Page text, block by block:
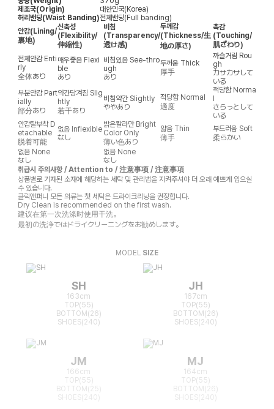
제조국(Origin)
대한민국(Korea)
허리밴딩(Waist Banding)전체밴딩(Full banding)
안감(Lining/
裏地)
신축성
(Flexibility/
伸縮性)
비침
(Transparency/
透け感)
두께감
(Thickness/生
地の厚さ)
촉감
(Touching/
肌ざわり)
전체안감 Enti
rly
全体あり
매우좋음 Flexi
ble
あり
비침있음 See-thro
ugh
あり
두꺼움 Thick
厚手
까슬거림 Rou
gh
カサカサして
いる
부분안감 Part
ially
部分あり
약간당겨짐 Slig
htly
若干あり
비침약간 Slightly
ややあり
적당함 Normal
適度
적당함 Norma
l
さらっとして
いる
안감탈부착 D
etachable
脱着可能
없음 Inflexible
なし
밝은칼라만 Bright
Color Only
薄い色あり
얇음 Thin
薄手
부드러움 Soft
柔らかい
없음 None
なし
없음 None
なし
취급시 주의사항 / Attention to / 注意事项 / 注意事項
상품별로 기재된 소재에 해당하는 세탁 및 관리법을 지켜주셔야 더 오래 예쁘게 입으실
수 있습니다.
클릭앤퍼니 모든 의류는 첫 세탁은 드라이크리닝을 권장합니다.
Dry Clean is recommended on the first wash.
建议在第一次洗涤时使用干洗。
最初の洗浄ではドライクリーニングをお勧めします。
MODEL SIZE
SH
163cm
TOP(55)
BOTTOM(26)
SHOES(240)
JH
167cm
TOP(55)
BOTTOM(26)
SHOES(240)
JM
166cm
TOP(55)
BOTTOM(25)
MJ
164cm
TOP(55)
BOTTOM(26)